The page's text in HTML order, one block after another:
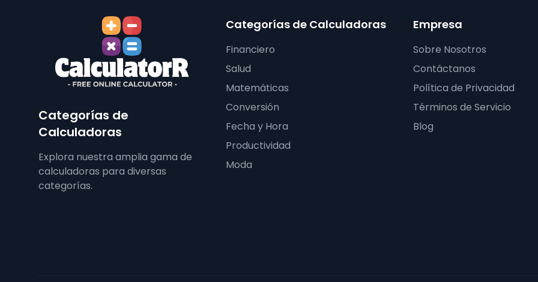
Categorías de
Calculadoras
Explora nuestra amplia gama de
calculadoras para diversas
categorías.
Categorías de Calculadoras
Financiero
Salud
Matemáticas
Conversión
Fecha y Hora
Productividad
Moda
Empresa
Sobre Nosotros
Contáctanos
Política de Privacidad
Términos de Servicio
Blog